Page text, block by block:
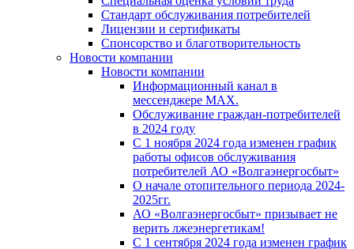
Стандарт обслуживания потребителей
Лицензии и сертификаты
Спонсорство и благотворительность
Новости компании
Новости компании
Информационный канал в
мессенджере MAX.
Обслуживание граждан-потребителей
в 2024 году
С 1 ноября 2024 года изменен график
работы офисов обслуживания
потребителей АО «Волгаэнергосбыт»
О начале отопительного периода 2024-
2025гг.
АО «Волгаэнергосбыт» призывает не
верить лжеэнергетикам!
С 1 сентября 2024 года изменен график